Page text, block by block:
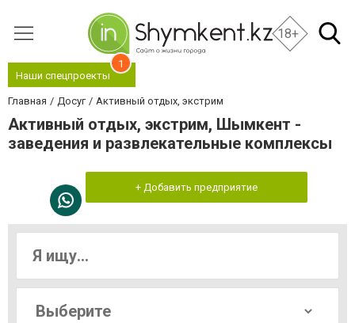
18+
Наши спецпроекты
1
Главная Досуг Активный отдых, экстрим
Активный отдых, экстрим, Шымкент -
заведения и развлекательные комплексы
+ Добавить предприятие